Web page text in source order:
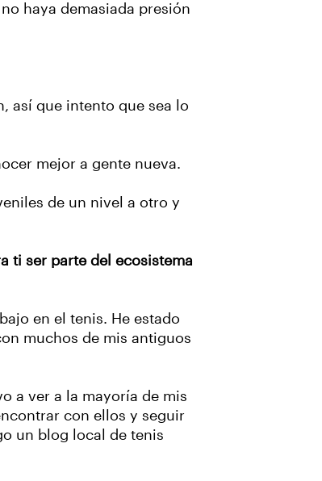
haya demasiada presión
así que intento que sea lo
mejor a gente nueva.
de un nivel a otro y
ti ser parte del ecosistema
en el tenis. He estado
muchos de mis antiguos
a ver a la mayoría de mis
con ellos y seguir
un blog local de tenis